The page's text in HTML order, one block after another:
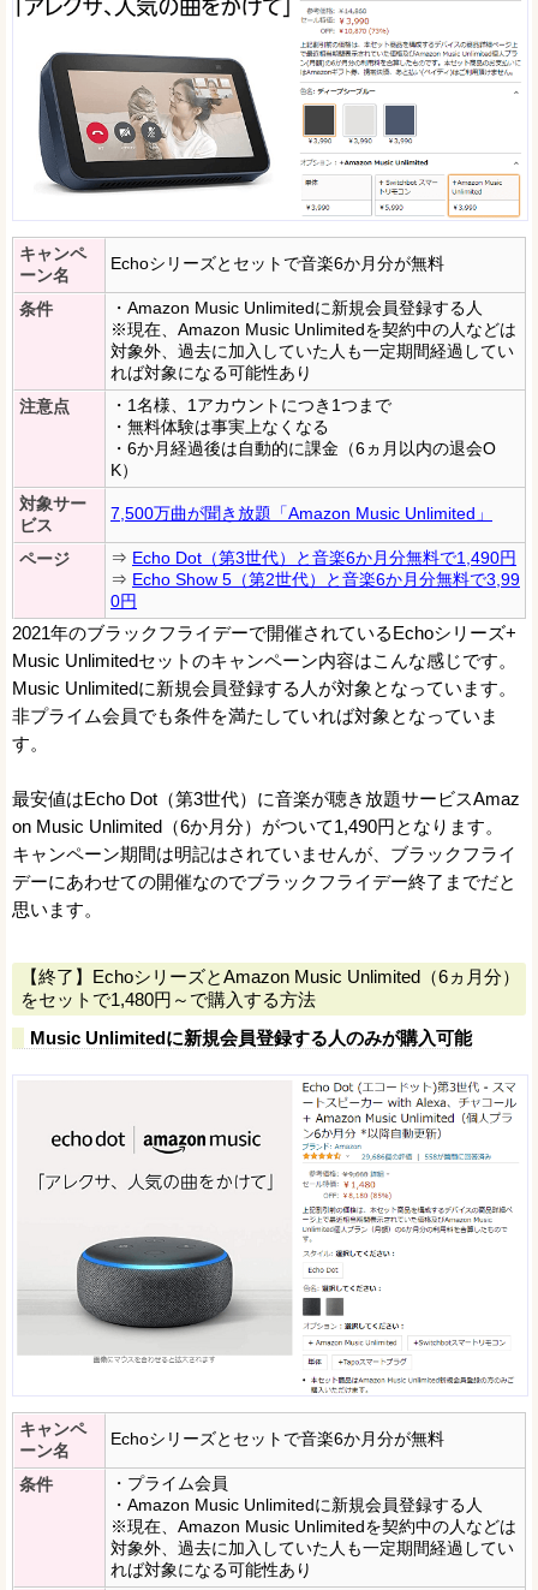
キャンペ
ーン名
Echoシリーズとセットで音楽6か月分が無料
条件
・Amazon Music Unlimitedに新規会員登録する人
※現在、Amazon Music Unlimitedを契約中の人などは
対象外、過去に加入していた人も一定期間経過してい
れば対象になる可能性あり
注意点
・1名様、1アカウントにつき1つまで
・無料体験は事実上なくなる
・6か月経過後は自動的に課金（6ヵ月以内の退会O
K）
対象サー
ビス
7,500万曲が聞き放題「Amazon Music Unlimited」
ページ ⇒ Echo Dot（第3世代）と音楽6か月分無料で1,490円
⇒ Echo Show 5（第2世代）と音楽6か月分無料で3,99
0円
2021年のブラックフライデーで開催されているEchoシリーズ+
Music Unlimitedセットのキャンペーン内容はこんな感じです。
Music Unlimitedに新規会員登録する人が対象となっています。
非プライム会員でも条件を満たしていれば対象となっていま
す。
最安値はEcho Dot（第3世代）に音楽が聴き放題サービスAmaz
on Music Unlimited（6か月分）がついて1,490円となります。
キャンペーン期間は明記はされていませんが、ブラックフライ
デーにあわせての開催なのでブラックフライデー終了までだと
思います。
【終了】EchoシリーズとAmazon Music Unlimited（6ヵ月分）
をセットで1,480円～で購入する方法
Music Unlimitedに新規会員登録する人のみが購入可能
キャンペ
ーン名
Echoシリーズとセットで音楽6か月分が無料
条件
・プライム会員
・Amazon Music Unlimitedに新規会員登録する人
※現在、Amazon Music Unlimitedを契約中の人などは
対象外、過去に加入していた人も一定期間経過してい
れば対象になる可能性あり